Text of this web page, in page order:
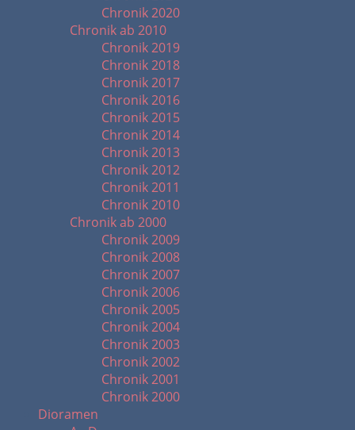
Chronik 2020
Chronik ab 2010
Chronik 2019
Chronik 2018
Chronik 2017
Chronik 2016
Chronik 2015
Chronik 2014
Chronik 2013
Chronik 2012
Chronik 2011
Chronik 2010
Chronik ab 2000
Chronik 2009
Chronik 2008
Chronik 2007
Chronik 2006
Chronik 2005
Chronik 2004
Chronik 2003
Chronik 2002
Chronik 2001
Chronik 2000
Dioramen